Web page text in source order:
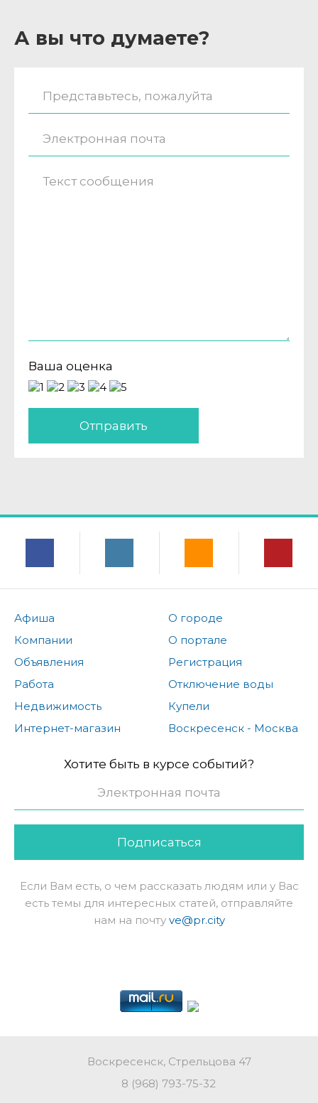
А вы что думаете?
Ваша оценка
Отправить
Афиша
Компании
Объявления
Работа
Недвижимость
Интернет-магазин
О городе
О портале
Регистрация
Отключение воды
Купели
Воскресенск - Москва
Хотите быть в курсе событий?
Подписаться
Если Вам есть, о чем рассказать людям или у Вас
есть темы для интересных статей, отправляйте
нам на почту ve@pr.city
Воскресенск, Стрельцова 47
8 (968) 793-75-32